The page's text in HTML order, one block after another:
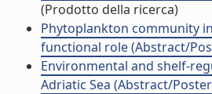
(Prodotto della ricerca)
Phytoplankton community
functional role (Abstract/
Environmental and shelf-
Adriatic Sea (Abstract/